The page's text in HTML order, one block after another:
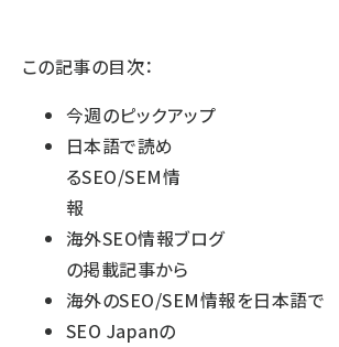
z世代 (1620)
meo (1274)
llmo (1160)
この記事の目次：
今週のピックアップ
日本語で読め
るSEO/SEM情
報
海外SEO情報ブログ
の掲載記事から
海外のSEO/SEM情報を日本語で
SEO Japanの